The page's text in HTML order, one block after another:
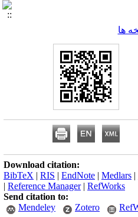
ها
Download citation:
BibTeX | RIS | EndNote | Medlars |
| Reference Manager| RefWorks
Send citation to:
Mendeley
Zotero